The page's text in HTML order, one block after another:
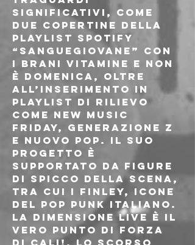
significativi, come
due copertine della
playlist Spotify
“sanguegiovane” con
i brani VITAMINE e NON
È DOMENICA, oltre
all’inserimento in
playlist di rilievo
come New Music
Friday, Generazione Z
e Nuovo Pop. Il suo
progetto è
supportato da figure
di spicco della scena,
tra cui i Finley, icone
del pop punk italiano.
La dimensione live è il
vero punto di forza
di CALI!. Lo scorso